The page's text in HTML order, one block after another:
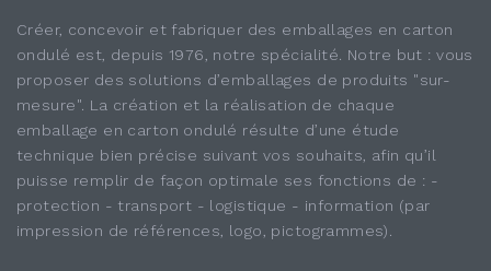
Créer, concevoir et fabriquer des emballages en carton
ondulé est, depuis 1976, notre spécialité. Notre but : vous
proposer des solutions d’emballages de produits "sur-
mesure". La création et la réalisation de chaque
emballage en carton ondulé résulte d’une étude
technique bien précise suivant vos souhaits, afin qu’il
puisse remplir de façon optimale ses fonctions de : -
protection - transport - logistique - information (par
impression de références, logo, pictogrammes).